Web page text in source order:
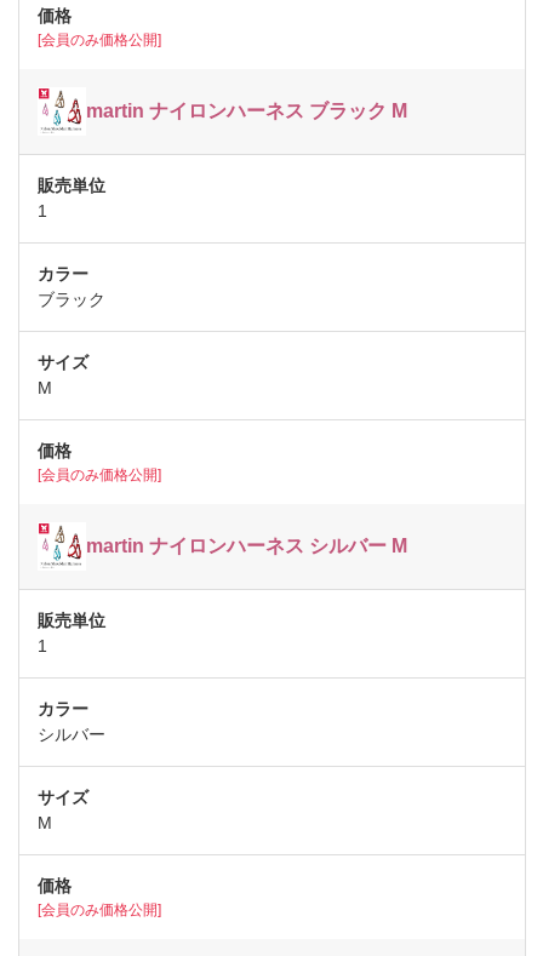
[会員のみ価格公開]
martin ナイロンハーネス ブラック M
1
ブラック
M
[会員のみ価格公開]
martin ナイロンハーネス シルバー M
1
シルバー
M
[会員のみ価格公開]